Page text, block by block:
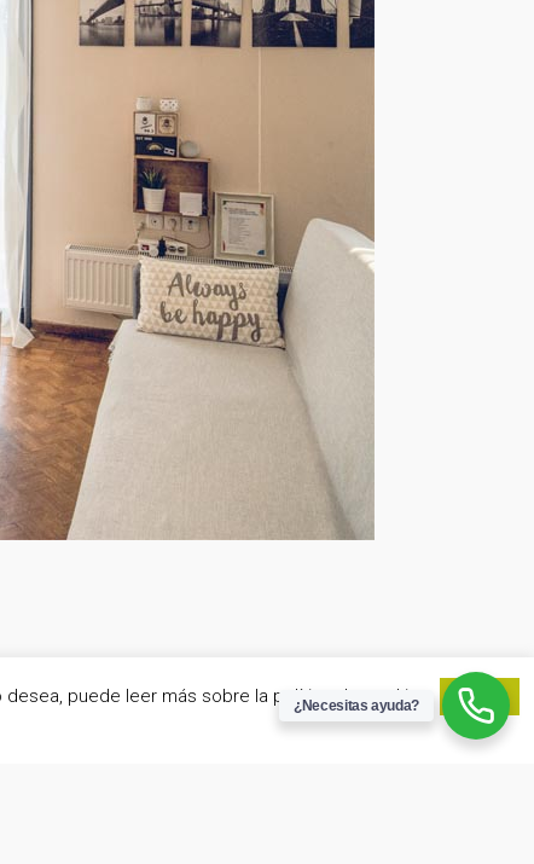
www.edomusgestion.es
puede leer más sobre la política de cookies. Aceptar
¿Necesitas ayuda?